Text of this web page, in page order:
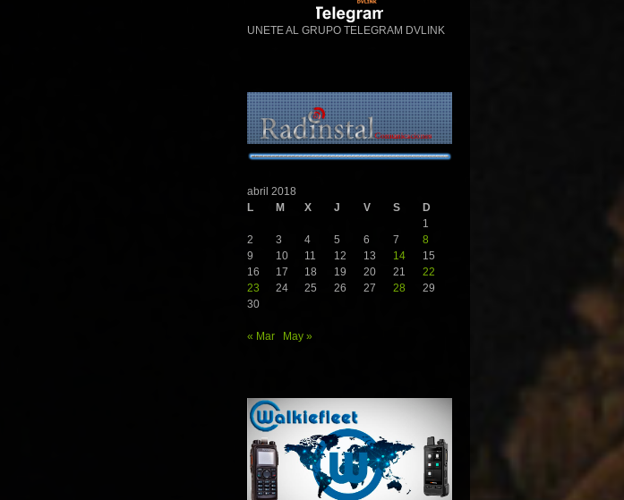
UNETE AL GRUPO TELEGRAM DVLINK
abril 2018
L
M X J V S
D
1
2
3 4 5 6 7
8
9
10 11 12 13 14
15
16
17 18 19 20 21
22
23
24 25 26 27 28
29
30
« Mar May »